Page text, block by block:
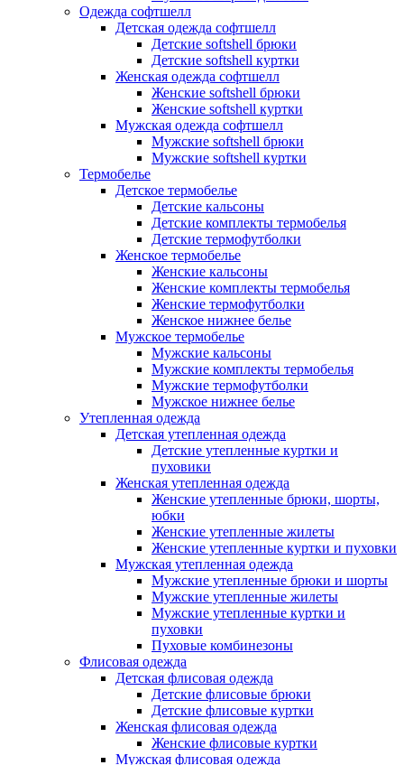
Одежда софтшелл
Детская одежда софтшелл
Детские softshell брюки
Детские softshell куртки
Женская одежда софтшелл
Женские softshell брюки
Женские softshell куртки
Мужская одежда софтшелл
Мужские softshell брюки
Мужские softshell куртки
Термобелье
Детское термобелье
Детские кальсоны
Детские комплекты термобелья
Детские термофутболки
Женское термобелье
Женские кальсоны
Женские комплекты термобелья
Женские термофутболки
Женское нижнее белье
Мужское термобелье
Мужские кальсоны
Мужские комплекты термобелья
Мужские термофутболки
Мужское нижнее белье
Утепленная одежда
Детская утепленная одежда
Детские утепленные куртки и
пуховики
Женская утепленная одежда
Женские утепленные брюки, шорты,
юбки
Женские утепленные жилеты
Женские утепленные куртки и пуховки
Мужская утепленная одежда
Мужские утепленные брюки и шорты
Мужские утепленные жилеты
Мужские утепленные куртки и
пуховки
Пуховые комбинезоны
Флисовая одежда
Детская флисовая одежда
Детские флисовые брюки
Детские флисовые куртки
Женская флисовая одежда
Женские флисовые куртки
Мужская флисовая одежда